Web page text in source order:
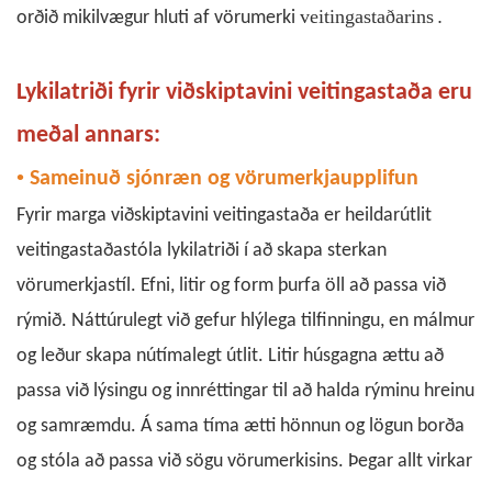
orðið mikilvægur hluti af vörumerki veitingastaðarins .
Lykilatriði fyrir viðskiptavini veitingastaða eru
meðal annars:
• Sameinuð sjónræn og vörumerkjaupplifun
Fyrir marga viðskiptavini veitingastaða er heildarútlit
veitingastaðastóla lykilatriði í að skapa sterkan
vörumerkjastíl. Efni, litir og form þurfa öll að passa við
rýmið. Náttúrulegt við gefur hlýlega tilfinningu, en málmur
og leður skapa nútímalegt útlit. Litir húsgagna ættu að
passa við lýsingu og innréttingar til að halda rýminu hreinu
og samræmdu. Á sama tíma ætti hönnun og lögun borða
og stóla að passa við sögu vörumerkisins. Þegar allt virkar